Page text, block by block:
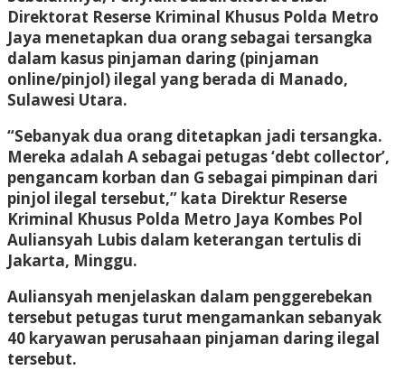
Direktorat Reserse Kriminal Khusus Polda Metro
Jaya menetapkan dua orang sebagai tersangka
dalam kasus pinjaman daring (pinjaman
online/pinjol) ilegal yang berada di Manado,
Sulawesi Utara.
“Sebanyak dua orang ditetapkan jadi tersangka.
Mereka adalah A sebagai petugas ‘debt collector’,
pengancam korban dan G sebagai pimpinan dari
pinjol ilegal tersebut,” kata Direktur Reserse
Kriminal Khusus Polda Metro Jaya Kombes Pol
Auliansyah Lubis dalam keterangan tertulis di
Jakarta, Minggu.
Auliansyah menjelaskan dalam penggerebekan
tersebut petugas turut mengamankan sebanyak
40 karyawan perusahaan pinjaman daring ilegal
tersebut.